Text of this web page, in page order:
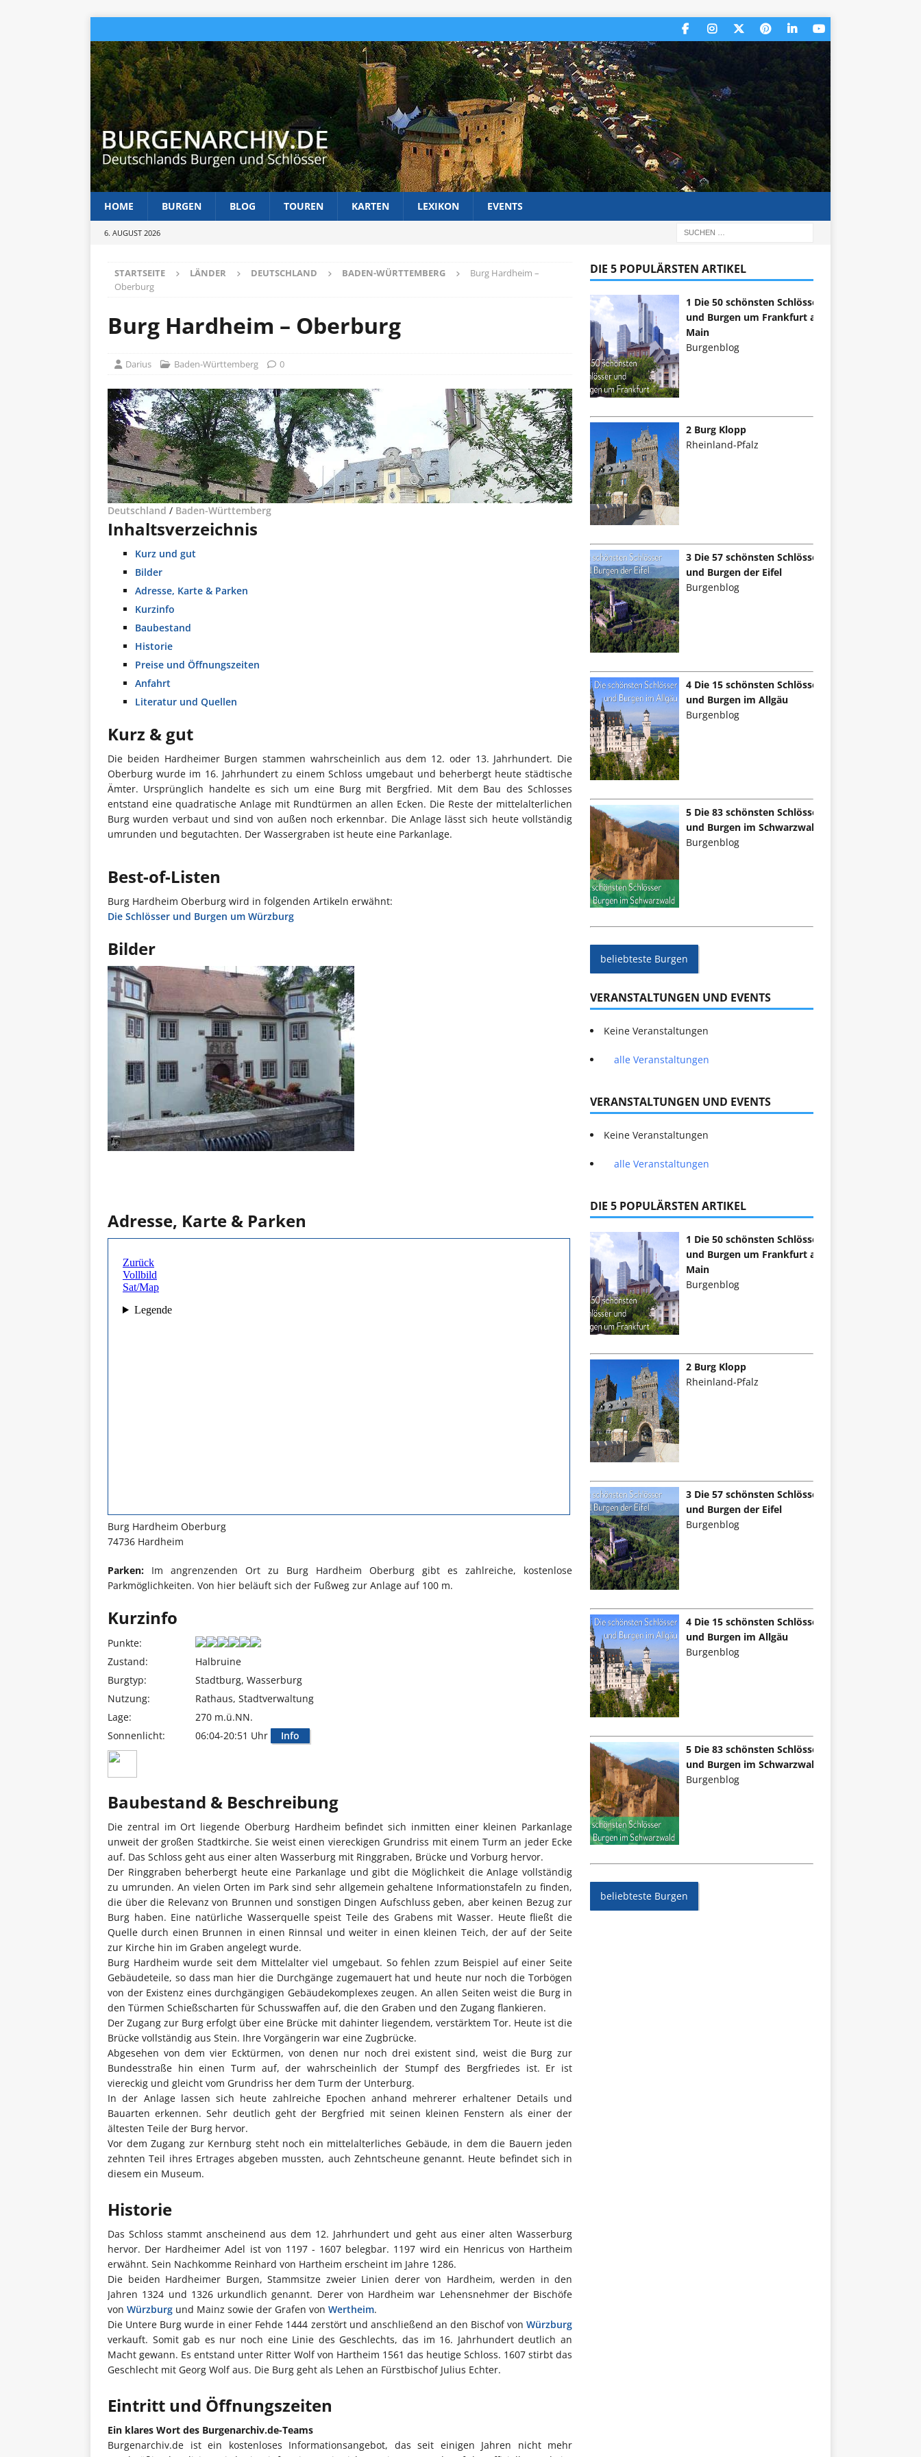
HOME BURGEN BLOG TOUREN KARTEN LEXIKON EVENTS
6. AUGUST 2026
STARTSEITE LÄNDER DEUTSCHLAND BADEN-WÜRTTEMBERG
Burg Hardheim –
Oberburg
Burg Hardheim – Oberburg
Darius Baden-Württemberg 0
Deutschland / Baden-Württemberg
Inhaltsverzeichnis
Kurz und gut
Bilder
Adresse, Karte & Parken
Kurzinfo
Baubestand
Historie
Preise und Öffnungszeiten
Anfahrt
Literatur und Quellen
Kurz & gut
Die beiden Hardheimer Burgen stammen wahrscheinlich aus dem 12. oder 13. Jahrhundert. Die
Oberburg wurde im 16. Jahrhundert zu einem Schloss umgebaut und beherbergt heute städtische
Ämter. Ursprünglich handelte es sich um eine Burg mit Bergfried. Mit dem Bau des Schlosses
entstand eine quadratische Anlage mit Rundtürmen an allen Ecken. Die Reste der mittelalterlichen
Burg wurden verbaut und sind von außen noch erkennbar. Die Anlage lässt sich heute vollständig
umrunden und begutachten. Der Wassergraben ist heute eine Parkanlage.
Best-of-Listen
Burg Hardheim Oberburg wird in folgenden Artikeln erwähnt:
Die Schlösser und Burgen um Würzburg
Bilder
Adresse, Karte & Parken
Burg Hardheim Oberburg
74736 Hardheim
Parken: Im angrenzenden Ort zu Burg Hardheim Oberburg gibt es zahlreiche, kostenlose
Parkmöglichkeiten. Von hier beläuft sich der Fußweg zur Anlage auf 100 m.
Kurzinfo
Punkte:
Zustand:
Halbruine
Burgtyp:
Stadtburg, Wasserburg
Nutzung:
Rathaus, Stadtverwaltung
Lage:
270 m.ü.NN.
Sonnenlicht:
06:04-20:51 Uhr Info
Baubestand & Beschreibung
Die zentral im Ort liegende Oberburg Hardheim befindet sich inmitten einer kleinen Parkanlage
unweit der großen Stadtkirche. Sie weist einen viereckigen Grundriss mit einem Turm an jeder Ecke
auf. Das Schloss geht aus einer alten Wasserburg mit Ringgraben, Brücke und Vorburg hervor.
Der Ringgraben beherbergt heute eine Parkanlage und gibt die Möglichkeit die Anlage vollständig
zu umrunden. An vielen Orten im Park sind sehr allgemein gehaltene Informationstafeln zu finden,
die über die Relevanz von Brunnen und sonstigen Dingen Aufschluss geben, aber keinen Bezug zur
Burg haben. Eine natürliche Wasserquelle speist Teile des Grabens mit Wasser. Heute fließt die
Quelle durch einen Brunnen in einen Rinnsal und weiter in einen kleinen Teich, der auf der Seite
zur Kirche hin im Graben angelegt wurde.
Burg Hardheim wurde seit dem Mittelalter viel umgebaut. So fehlen zzum Beispiel auf einer Seite
Gebäudeteile, so dass man hier die Durchgänge zugemauert hat und heute nur noch die Torbögen
von der Existenz eines durchgängigen Gebäudekomplexes zeugen. An allen Seiten weist die Burg in
den Türmen Schießscharten für Schusswaffen auf, die den Graben und den Zugang flankieren.
Der Zugang zur Burg erfolgt über eine Brücke mit dahinter liegendem, verstärktem Tor. Heute ist die
Brücke vollständig aus Stein. Ihre Vorgängerin war eine Zugbrücke.
Abgesehen von dem vier Ecktürmen, von denen nur noch drei existent sind, weist die Burg zur
Bundesstraße hin einen Turm auf, der wahrscheinlich der Stumpf des Bergfriedes ist. Er ist
viereckig und gleicht vom Grundriss her dem Turm der Unterburg.
In der Anlage lassen sich heute zahlreiche Epochen anhand mehrerer erhaltener Details und
Bauarten erkennen. Sehr deutlich geht der Bergfried mit seinen kleinen Fenstern als einer der
ältesten Teile der Burg hervor.
Vor dem Zugang zur Kernburg steht noch ein mittelalterliches Gebäude, in dem die Bauern jeden
zehnten Teil ihres Ertrages abgeben mussten, auch Zehntscheune genannt. Heute befindet sich in
diesem ein Museum.
Historie
Das Schloss stammt anscheinend aus dem 12. Jahrhundert und geht aus einer alten Wasserburg
hervor. Der Hardheimer Adel ist von 1197 - 1607 belegbar. 1197 wird ein Henricus von Hartheim
erwähnt. Sein Nachkomme Reinhard von Hartheim erscheint im Jahre 1286.
Die beiden Hardheimer Burgen, Stammsitze zweier Linien derer von Hardheim, werden in den
Jahren 1324 und 1326 urkundlich genannt. Derer von Hardheim war Lehensnehmer der Bischöfe
von Würzburg und Mainz sowie der Grafen von Wertheim.
Die Untere Burg wurde in einer Fehde 1444 zerstört und anschließend an den Bischof vonWürzburg
verkauft. Somit gab es nur noch eine Linie des Geschlechts, das im 16. Jahrhundert deutlich an
Macht gewann. Es entstand unter Ritter Wolf von Hartheim 1561 das heutige Schloss. 1607 stirbt das
Geschlecht mit Georg Wolf aus. Die Burg geht als Lehen an Fürstbischof Julius Echter.
Eintritt und Öffnungszeiten
Ein klares Wort des Burgenarchiv.de-Teams
Burgenarchiv.de ist ein kostenloses Informationsangebot, das seit einigen Jahren nicht mehr
DIE 5 POPULÄRSTEN ARTIKEL
1 Die 50 schönsten Schlösser
und Burgen um Frankfurt am
Main
Burgenblog
2 Burg Klopp
Rheinland-Pfalz
3 Die 57 schönsten Schlösser
und Burgen der Eifel
Burgenblog
4 Die 15 schönsten Schlösser
und Burgen im Allgäu
Burgenblog
5 Die 83 schönsten Schlösser
und Burgen im Schwarzwald
Burgenblog
beliebteste Burgen
VERANSTALTUNGEN UND EVENTS
Keine Veranstaltungen
alle Veranstaltungen
VERANSTALTUNGEN UND EVENTS
Keine Veranstaltungen
alle Veranstaltungen
DIE 5 POPULÄRSTEN ARTIKEL
1 Die 50 schönsten Schlösser
und Burgen um Frankfurt am
Main
Burgenblog
2 Burg Klopp
Rheinland-Pfalz
3 Die 57 schönsten Schlösser
und Burgen der Eifel
Burgenblog
4 Die 15 schönsten Schlösser
und Burgen im Allgäu
Burgenblog
5 Die 83 schönsten Schlösser
und Burgen im Schwarzwald
Burgenblog
beliebteste Burgen